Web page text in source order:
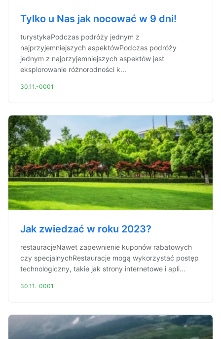
Tylko u Nas jak nocować w 9 dni!
turystykaPodczas podróży jednym z
najprzyjemniejszych aspektówPodczas podróży
jednym z najprzyjemniejszych aspektów jest
eksplorowanie różnorodności k...
30.11.-0001
Jak zwiedzać w roku 2023?
restauracjeNawet zapewnienie kuponów rabatowych
czy specjalnychRestauracje mogą wykorzystać postęp
technologiczny, takie jak strony internetowe i apli...
30.11.-0001